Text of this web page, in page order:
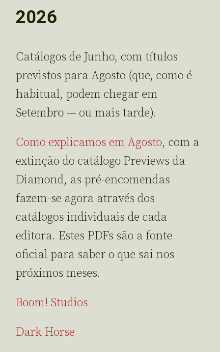
2026
Catálogos de Junho, com títulos
previstos para Agosto (que, como é
habitual, podem chegar em
Setembro — ou mais tarde).
Como explicamos em Agosto, com a
extinção do catálogo Previews da
Diamond, as pré-encomendas
fazem-se agora através dos
catálogos individuais de cada
editora. Estes PDFs são a fonte
oficial para saber o que sai nos
próximos meses.
Boom! Studios
Dark Horse